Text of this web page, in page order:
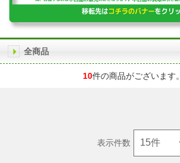
全商品
10件の商品がございます。
表示件数